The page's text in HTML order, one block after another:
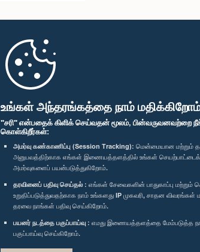
உங்கள் அந்தரங்கத்தை நாம்
"சரி" என்பதைக் கிளிக் செய்வதன் மூலம், பின்வருவனவற்றை
கொள்கிறீர்கள்:
அமர்வு கண்காணிப்பு (Session Tracking): மென்மையான மற்றும்
அனுபவத்திற்காக எங்கள் இணையத்தளத்தில் உங்கள்
அமர்வுகளைப் பயன்படுத்துகிறோம்.
தரவினைப் பதிவு செய்தல் : எங்கள் சேவைகளின் பாதுகாப்பு மற்றும்
உறுதிப்படுத்துவதற்காக நாம் உங்களது IP முகவரி, சாதன விவரங்கள்
தரவை நாங்கள் பதிவு செய்கிறோம்.
பயனர் நடத்தை பகுப்பாய்வு : எமது இணையத்தளத்தை மேம்படுத்த
பகுப்பாய்வு செய்கிறோம்.